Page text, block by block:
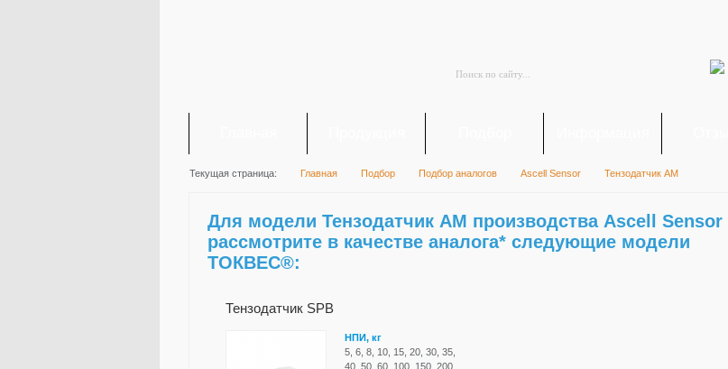
Текущая страница: Главная Подбор Подбор аналогов Ascell Sensor Тензодатчик АМ
Для модели Тензодатчик АМ производства Ascell Sensor
рассмотрите в качестве аналога* следующие модели
ТОКВЕС®:
Тензодатчик SPB
НПИ, кг
5, 6, 8, 10, 15, 20, 30, 35,
40, 50, 60, 100, 150, 200,